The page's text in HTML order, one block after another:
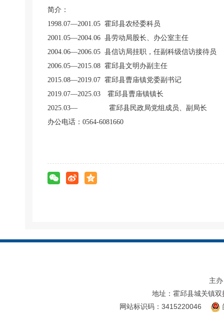
简介：
1998.07—2001.05 霍邱县农经委科员
2001.05—2004.06 县劳动局股长、办公室主任
2004.06—2006.05 县信访局挂职，任副科级信访接待员
2006.05—2015.08 霍邱县文明办副主任
2015.08—2019.07 霍邱县曹庙镇党委副书记
2019.07—2025.03 霍邱县曹庙镇镇长
2025.03— 霍邱县民政局党组成员、副局长
办公电话：0564-6081660
主
地址：霍邱县城关镇双
网站标识码：3415220046